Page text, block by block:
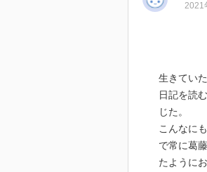
2021
生きてい
日記を読
じた。
こんなに
で常に葛
たようにお